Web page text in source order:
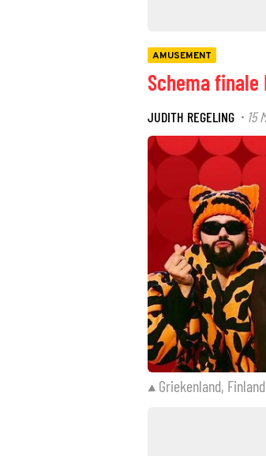
AMUSEMENT
Schema
JUDITH REGELING · 15
Griekenland,